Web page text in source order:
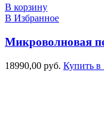
В корзину
В Избранное
Микроволновая
18990,00 руб. Купить в